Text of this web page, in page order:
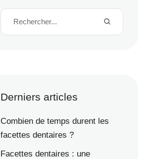
Derniers articles
Combien de temps durent les
facettes dentaires ?
Facettes dentaires : une